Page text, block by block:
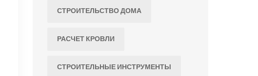
СТРОИТЕЛЬСТВО ДОМА
РАСЧЕТ КРОВЛИ
СТРОИТЕЛЬНЫЕ ИНСТРУМЕНТЫ